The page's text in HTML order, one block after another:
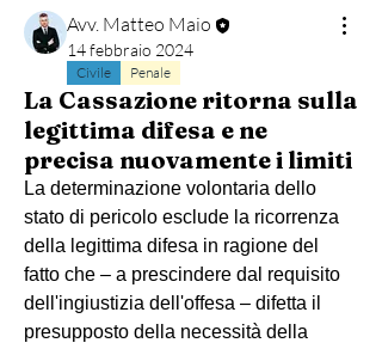
Avv. Matteo Maio
14 febbraio 2024
Civile Penale
La Cassazione ritorna sulla
legittima difesa e ne
precisa nuovamente i limiti
La determinazione volontaria dello
stato di pericolo esclude la ricorrenza
della legittima difesa in ragione del
fatto che – a prescindere dal requisito
dell'ingiustizia dell'offesa – difetta il
presupposto della necessità della